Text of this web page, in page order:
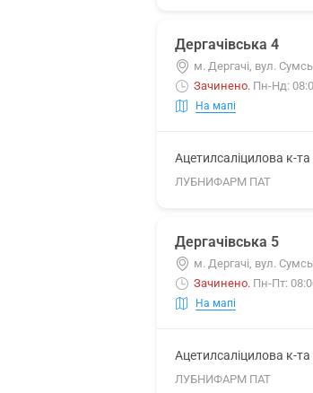
Дергачівська 4
м. Дергачі, вул.
Зачинено. Пн-Нд:
На мапі
Ацетилсаліцилова к-
ЛУБНИФАРМ ПАТ
Дергачівська 5
м. Дергачі, вул.
Зачинено. Пн-Пт:
На мапі
Ацетилсаліцилова к-
ЛУБНИФАРМ ПАТ